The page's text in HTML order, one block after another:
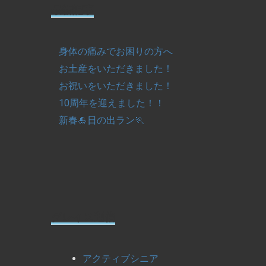
身体の痛みでお困りの方へ
お土産をいただきました！
お祝いをいただきました！
10周年を迎えました！！
新春🎍日の出ラン🏃
アクティブシニア